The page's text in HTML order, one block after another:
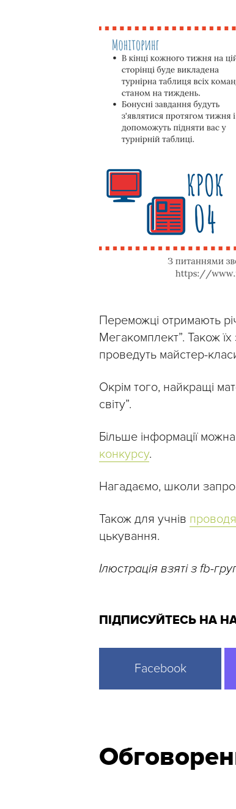
Переможці отримають
Мегакомплект”. Також
проведуть майстер-
Окрім того, найкращі
світу”.
Більше інформації
конкурсу.
Нагадаємо, школи
Також для учнів
цькування.
Ілюстрація взяті з fb-
ПІДПИСУЙТЕСЬ НА
Facebook